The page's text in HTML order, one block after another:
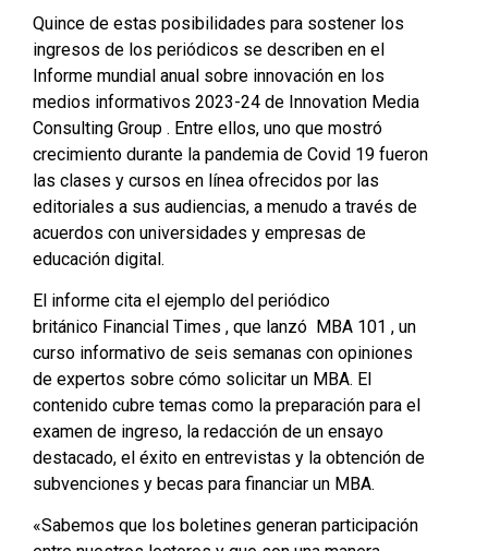
Quince de estas posibilidades para sostener los
ingresos de los periódicos se describen en el
Informe mundial anual sobre innovación en los
medios informativos 2023-24 de Innovation Media
Consulting Group . Entre ellos, uno que mostró
crecimiento durante la pandemia de Covid 19 fueron
las clases y cursos en línea ofrecidos por las
editoriales a sus audiencias, a menudo a través de
acuerdos con universidades y empresas de
educación digital.
El informe cita el ejemplo del periódico
británico Financial Times , que lanzó MBA 101 , un
curso informativo de seis semanas con opiniones
de expertos sobre cómo solicitar un MBA. El
contenido cubre temas como la preparación para el
examen de ingreso, la redacción de un ensayo
destacado, el éxito en entrevistas y la obtención de
subvenciones y becas para financiar un MBA.
«Sabemos que los boletines generan participación